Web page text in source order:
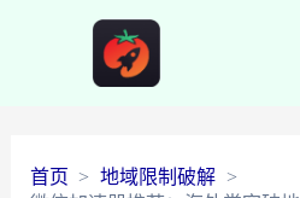
首页
地域限制破解